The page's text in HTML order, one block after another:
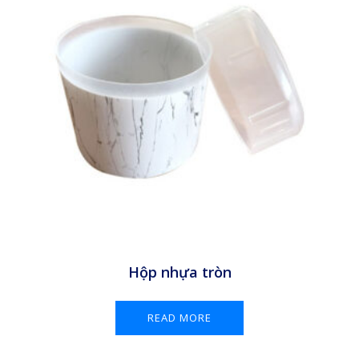
Hộp nhựa tròn
READ MORE